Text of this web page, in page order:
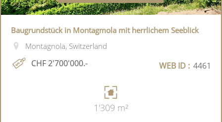
Baugrundstück in Montagmola mit herrlichem Seeblick
Montagnola, Switzerland
CHF 2'700'000.- WEB ID : 4461
1'309 m²